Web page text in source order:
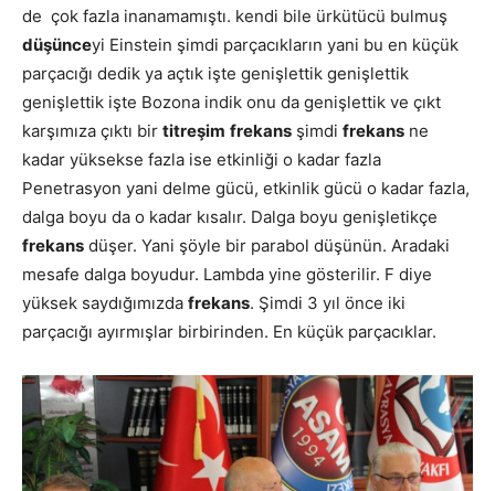
de çok fazla inanamamıştı. kendi bile ürkütücü bulmuş
düşünceyi Einstein şimdi parçacıkların yani bu en küçük
parçacığı dedik ya açtık işte genişlettik genişlettik
genişlettik işte Bozona indik onu da genişlettik ve çıkt
karşımıza çıktı bir titreşim frekans şimdi frekans ne
kadar yüksekse fazla ise etkinliği o kadar fazla
Penetrasyon yani delme gücü, etkinlik gücü o kadar fazla,
dalga boyu da o kadar kısalır. Dalga boyu genişletikçe
frekans düşer. Yani şöyle bir parabol düşünün. Aradaki
mesafe dalga boyudur. Lambda yine gösterilir. F diye
yüksek saydığımızda frekans. Şimdi 3 yıl önce iki
parçacığı ayırmışlar birbirinden. En küçük parçacıklar.